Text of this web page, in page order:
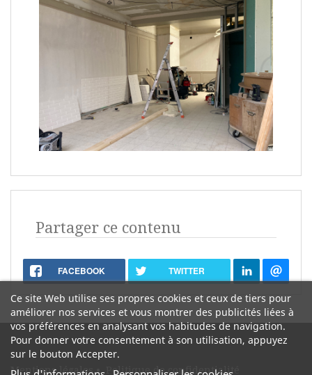
Partager ce contenu
FACEBOOK TWITTER
Mentions légales• Politique de confidentialité
Ce site Web utilise ses propres cookies et ceux de tiers pour
améliorer nos services et vous montrer des publicités liées à
vos préférences en analysant vos habitudes de navigation.
Pour donner votre consentement à son utilisation, appuyez
sur le bouton Accepter.